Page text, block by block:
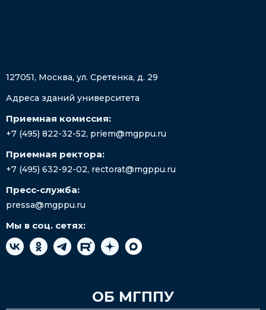
127051, Москва, ул. Сретенка, д. 29
Адреса зданий университета
Приемная комиссия:
+7 (495) 822-32-52, priem@mgppu.ru
Приемная ректора:
+7 (495) 632-92-02, rectorat@mgppu.ru
Пресс-служба:
pressa@mgppu.ru
Мы в соц. сетях:
ОБ МГППУ